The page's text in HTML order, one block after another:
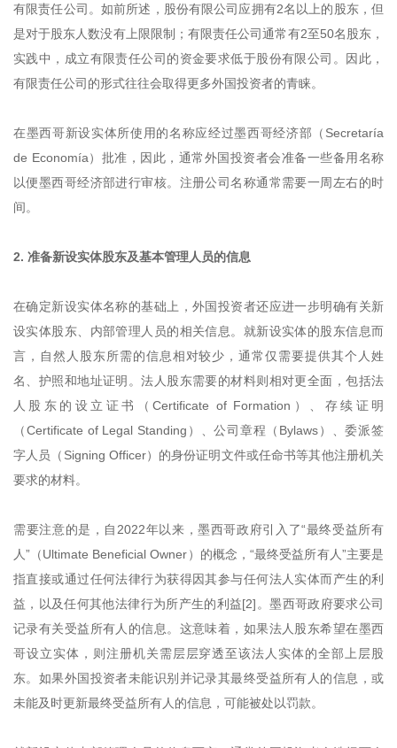
有限责任公司。如前所述，股份有限公司应拥有2名以上的股东，但
是对于股东人数没有上限限制；有限责任公司通常有2至50名股东，
实践中，成立有限责任公司的资金要求低于股份有限公司。因此，
有限责任公司的形式往往会取得更多外国投资者的青睐。
在墨西哥新设实体所使用的名称应经过墨西哥经济部（Secretaría
de Economía）批准，因此，通常外国投资者会准备一些备用名称
以便墨西哥经济部进行审核。注册公司名称通常需要一周左右的时
间。
2. 准备新设实体股东及基本管理人员的信息
在确定新设实体名称的基础上，外国投资者还应进一步明确有关新
设实体股东、内部管理人员的相关信息。就新设实体的股东信息而
言，自然人股东所需的信息相对较少，通常仅需要提供其个人姓
名、护照和地址证明。法人股东需要的材料则相对更全面，包括法
人股东的设立证书（Certificate of Formation）、存续证明
（Certificate of Legal Standing）、公司章程（Bylaws）、委派签
字人员（Signing Officer）的身份证明文件或任命书等其他注册机关
要求的材料。
需要注意的是，自2022年以来，墨西哥政府引入了“最终受益所有
人”（Ultimate Beneficial Owner）的概念，“最终受益所有人”主要是
指直接或通过任何法律行为获得因其参与任何法人实体而产生的利
益，以及任何其他法律行为所产生的利益[2]。墨西哥政府要求公司
记录有关受益所有人的信息。这意味着，如果法人股东希望在墨西
哥设立实体，则注册机关需层层穿透至该法人实体的全部上层股
东。如果外国投资者未能识别并记录其最终受益所有人的信息，或
未能及时更新最终受益所有人的信息，可能被处以罚款。